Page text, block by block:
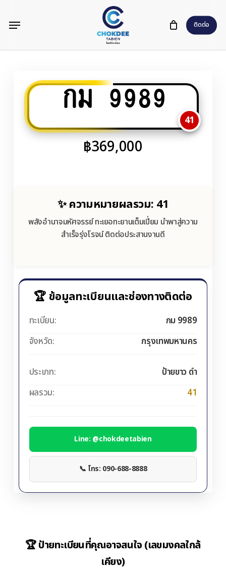
content
ติดต่อ
Menu
กม 9989
41
฿369,000
✨ ความหมายผลรวม: 41
พลังอำนาจมหัศจรรย์ ทะเยอทะยานเต็มเปี่ยม นำพาสู่ความ
สำเร็จรุ่งโรจน์ ติดต่อประสานงานดี
🏆 ข้อมูลทะเบียนและช่องทางติดต่อ
ทะเบียน:
กม 9989
จังหวัด:
กรุงเทพมหานคร
ประเภท:
ป้ายขาว ดำ
ผลรวม:
41
Line: @chokdeetabien
📞 โทร: 090-688-8888
🏆 ป้ายทะเบียนที่คุณอาจสนใจ (เลขมงคลใกล้
เคียง)